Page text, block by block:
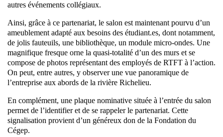
autres événements collégiaux.
Ainsi, grâce à ce partenariat, le salon est maintenant pourvu d’un
ameublement adapté aux besoins des étudiant.es, dont notamment,
de jolis fauteuils, une bibliothèque, un module micro-ondes. Une
magnifique fresque orne la quasi-totalité d’un des murs et se
compose de photos représentant des employés de RTFT à l’action.
On peut, entre autres, y observer une vue panoramique de
l’entreprise aux abords de la rivière Richelieu.
En complément, une plaque nominative située à l’entrée du salon
permet de l’identifier et de se rappeler le partenariat. Cette
signalisation provient d’un généreux don de la Fondation du
Cégep.